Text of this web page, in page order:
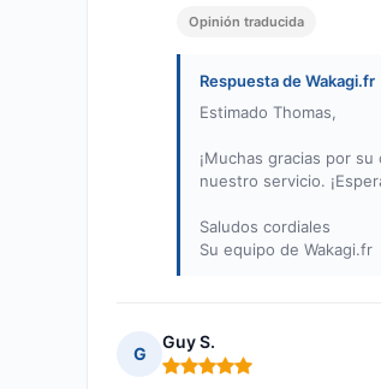
Opinión traducida
Respuesta de Wakagi.fr
Estimado Thomas,
¡Muchas gracias por
nuestro servicio.
Saludos cordiales
Su equipo de Wakagi.fr
G
Guy S.
Nota: 5 de 5